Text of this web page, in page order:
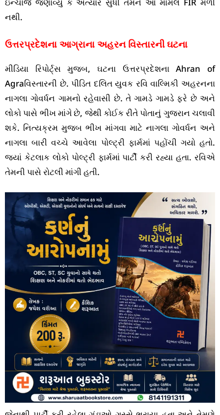
નથી.
ઉત્તરપ્રદેશના આગ્રાના અહરન વિસ્તારની ઘટના
મીડિયા રિપોર્ટ્સ મુજબ, ઘટના ઉત્તરપ્રદેશના Ahran of
Agraવિસ્તારની છે. પીડિત દલિત યુવક રવિ વાલ્મિકી અહરનના
નાગલા ગોવર્ધન ગામનો રહેવાસી છે. તે ગામડે ગામડે ફરે છે અને
લોકો પાસે ભીખ માંગે છે, જેથી કોઈક રીતે પોતાનું ગુજરાન ચલાવી
શકે. નિત્યક્રમ મુજબ ભીખ માંગવા માટે નાગલા ગોવર્ધન અને
નાગલા બારી વચ્ચે આવેલા પોલ્ટ્રી ફાર્મમાં પહોંચી ગયો હતો.
જ્યાં કેટલાક લોકો પોલ્ટ્રી ફાર્મમાં પાર્ટી કરી રહ્યા હતા. રવિએ
તેમની પાસે રોટલી માંગી હતી.